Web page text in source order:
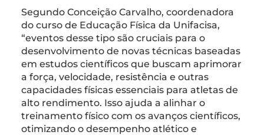
Segundo Conceição Carvalho, coordenadora
do curso de Educação Física da Unifacisa,
“eventos desse tipo são cruciais para o
desenvolvimento de novas técnicas baseadas
em estudos científicos que buscam aprimorar
a força, velocidade, resistência e outras
capacidades físicas essenciais para atletas de
alto rendimento. Isso ajuda a alinhar o
treinamento físico com os avanços científicos,
otimizando o desempenho atlético e